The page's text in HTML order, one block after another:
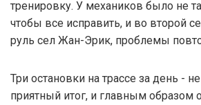
тренировку. У механиков было не
чтобы все исправить, и во второй
руль сел Жан-Эрик, проблемы
Три остановки на трассе за день -
приятный итог, и главным образом